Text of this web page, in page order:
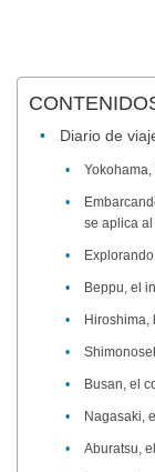
Diario de
se aplica
Beppu, el
Hiroshima,
Busan, el
Nagasaki,
Aburatsu,